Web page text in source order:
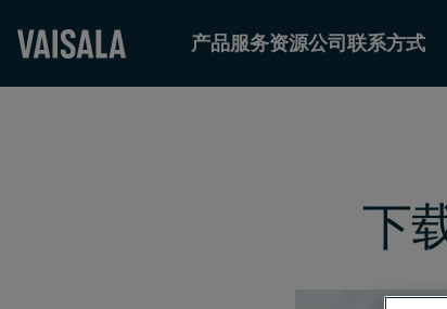
产品服务资源公司联系方式
下